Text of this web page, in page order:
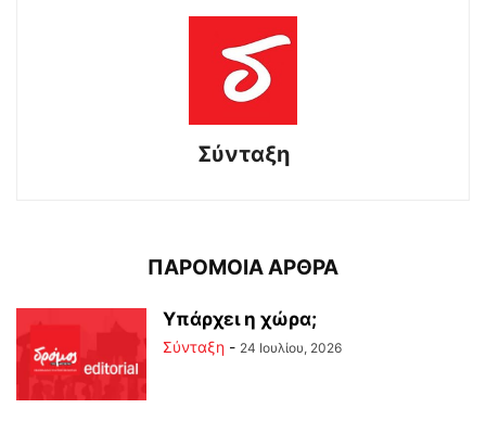
Σύνταξη
ΠΑΡΟΜΟΙΑ ΑΡΘΡΑ
Υπάρχει η χώρα;
Σύνταξη - 24 Ιουλίου, 2026